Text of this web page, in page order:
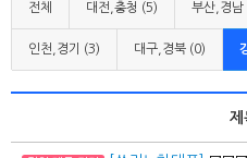
전체 대전,충청 (5) 부산,경남
인천,경기 (3) 대구,경북 (0)
제